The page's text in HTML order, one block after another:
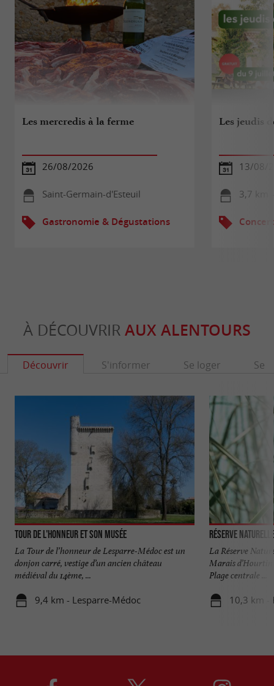
Les mercredis à la ferme
26/08/2026
Saint-Germain-d'Esteuil
Gastronomie & Dégustations
Les jeudis
13/08/
3,7 km
À DÉCOUVRIR AUX ALENTOURS
Découvrir S'informer Se loger Se
Tour de l'Honneur et son musée
La Tour de l’honneur de Lesparre-Médoc est un
donjon carré, vestige d’un ancien château
médiéval du 14ème, ...
9,4 km - Lesparre-Médoc
Réserve
La Réserve
Marais
Plage centrale ...
10,3 km -